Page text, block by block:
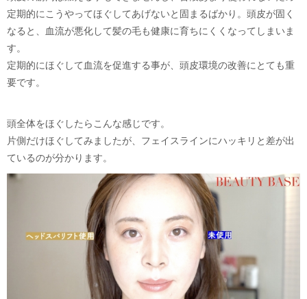
定期的にこうやってほぐしてあげないと固まるばかり。頭皮が固く
なると、血流が悪化して髪の毛も健康に育ちにくくなってしまいま
す。
定期的にほぐして血流を促進する事が、頭皮環境の改善にとても重
要です。
頭全体をほぐしたらこんな感じです。
片側だけほぐしてみましたが、フェイスラインにハッキリと差が出
ているのが分かります。